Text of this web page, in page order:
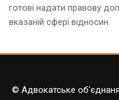
готові надати правову
вказаній сфері відносин.
© Адвокатське